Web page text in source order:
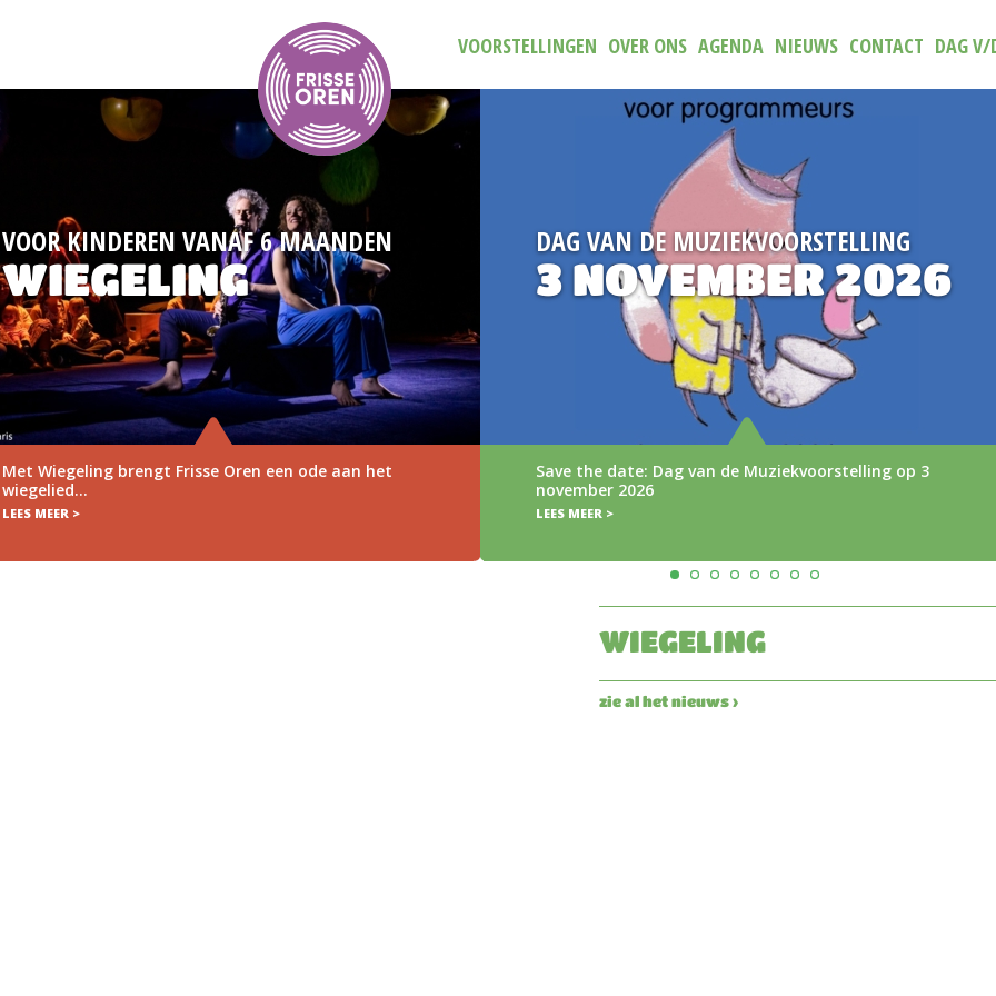
VOORSTELLINGEN OVER ONS AGENDA NIEUWS CONTACT DAG
ode aan het
DAG VAN DE MUZIEKVOORSTELLING
3 NOVEMBER 2026
Save the date: Dag van de Muziekvoorstelling op 3
NIEUW
TRAILER
AAN
De nieuwe trailer van
WIEGELING
zie al het nieuws ›